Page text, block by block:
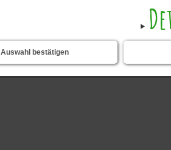
Auswahl bestätigen